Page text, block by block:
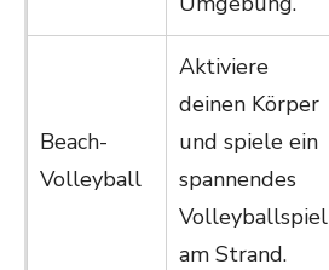
Beach-
Volleyball
Aktiviere
deinen Körper
und spiele ein
spannendes
Volleyballspiel
am Strand.